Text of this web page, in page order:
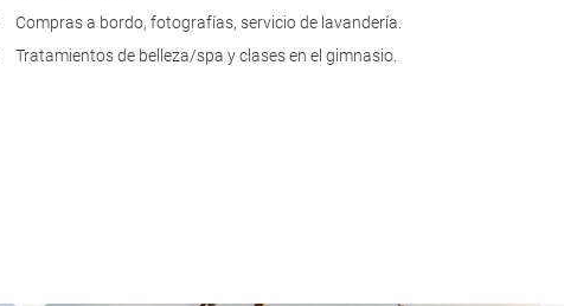
Compras a bordo, fotografías, servicio de lavandería.
Tratamientos de belleza/spa y clases en el gimnasio.